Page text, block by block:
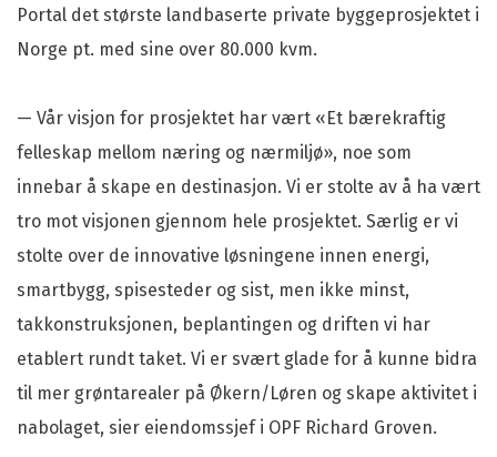
Portal det største landbaserte private byggeprosjektet i
Norge pt. med sine over 80.000 kvm.
— Vår visjon for prosjektet har vært «Et bærekraftig
felleskap mellom næring og nærmiljø», noe som
innebar å skape en destinasjon. Vi er stolte av å ha vært
tro mot visjonen gjennom hele prosjektet. Særlig er vi
stolte over de innovative løsningene innen energi,
smartbygg, spisesteder og sist, men ikke minst,
takkonstruksjonen, beplantingen og driften vi har
etablert rundt taket. Vi er svært glade for å kunne bidra
til mer grøntarealer på Økern/Løren og skape aktivitet i
nabolaget, sier eiendomssjef i OPF Richard Groven.